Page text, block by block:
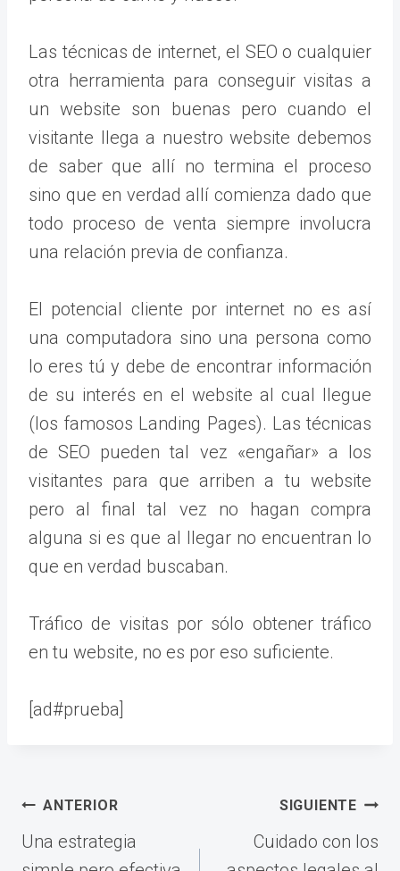
Las técnicas de internet, el SEO o cualquier
otra herramienta para conseguir visitas a
un website son buenas pero cuando el
visitante llega a nuestro website debemos
de saber que allí no termina el proceso
sino que en verdad allí comienza dado que
todo proceso de venta siempre involucra
una relación previa de confianza.
El potencial cliente por internet no es así
una computadora sino una persona como
lo eres tú y debe de encontrar información
de su interés en el website al cual llegue
(los famosos Landing Pages). Las técnicas
de SEO pueden tal vez «engañar» a los
visitantes para que arriben a tu website
pero al final tal vez no hagan compra
alguna si es que al llegar no encuentran lo
que en verdad buscaban.
Tráfico de visitas por sólo obtener tráfico
en tu website, no es por eso suficiente.
[ad#prueba]
Navegación
de
ANTERIOR
Una estrategia
SIGUIENTE
Cuidado con los